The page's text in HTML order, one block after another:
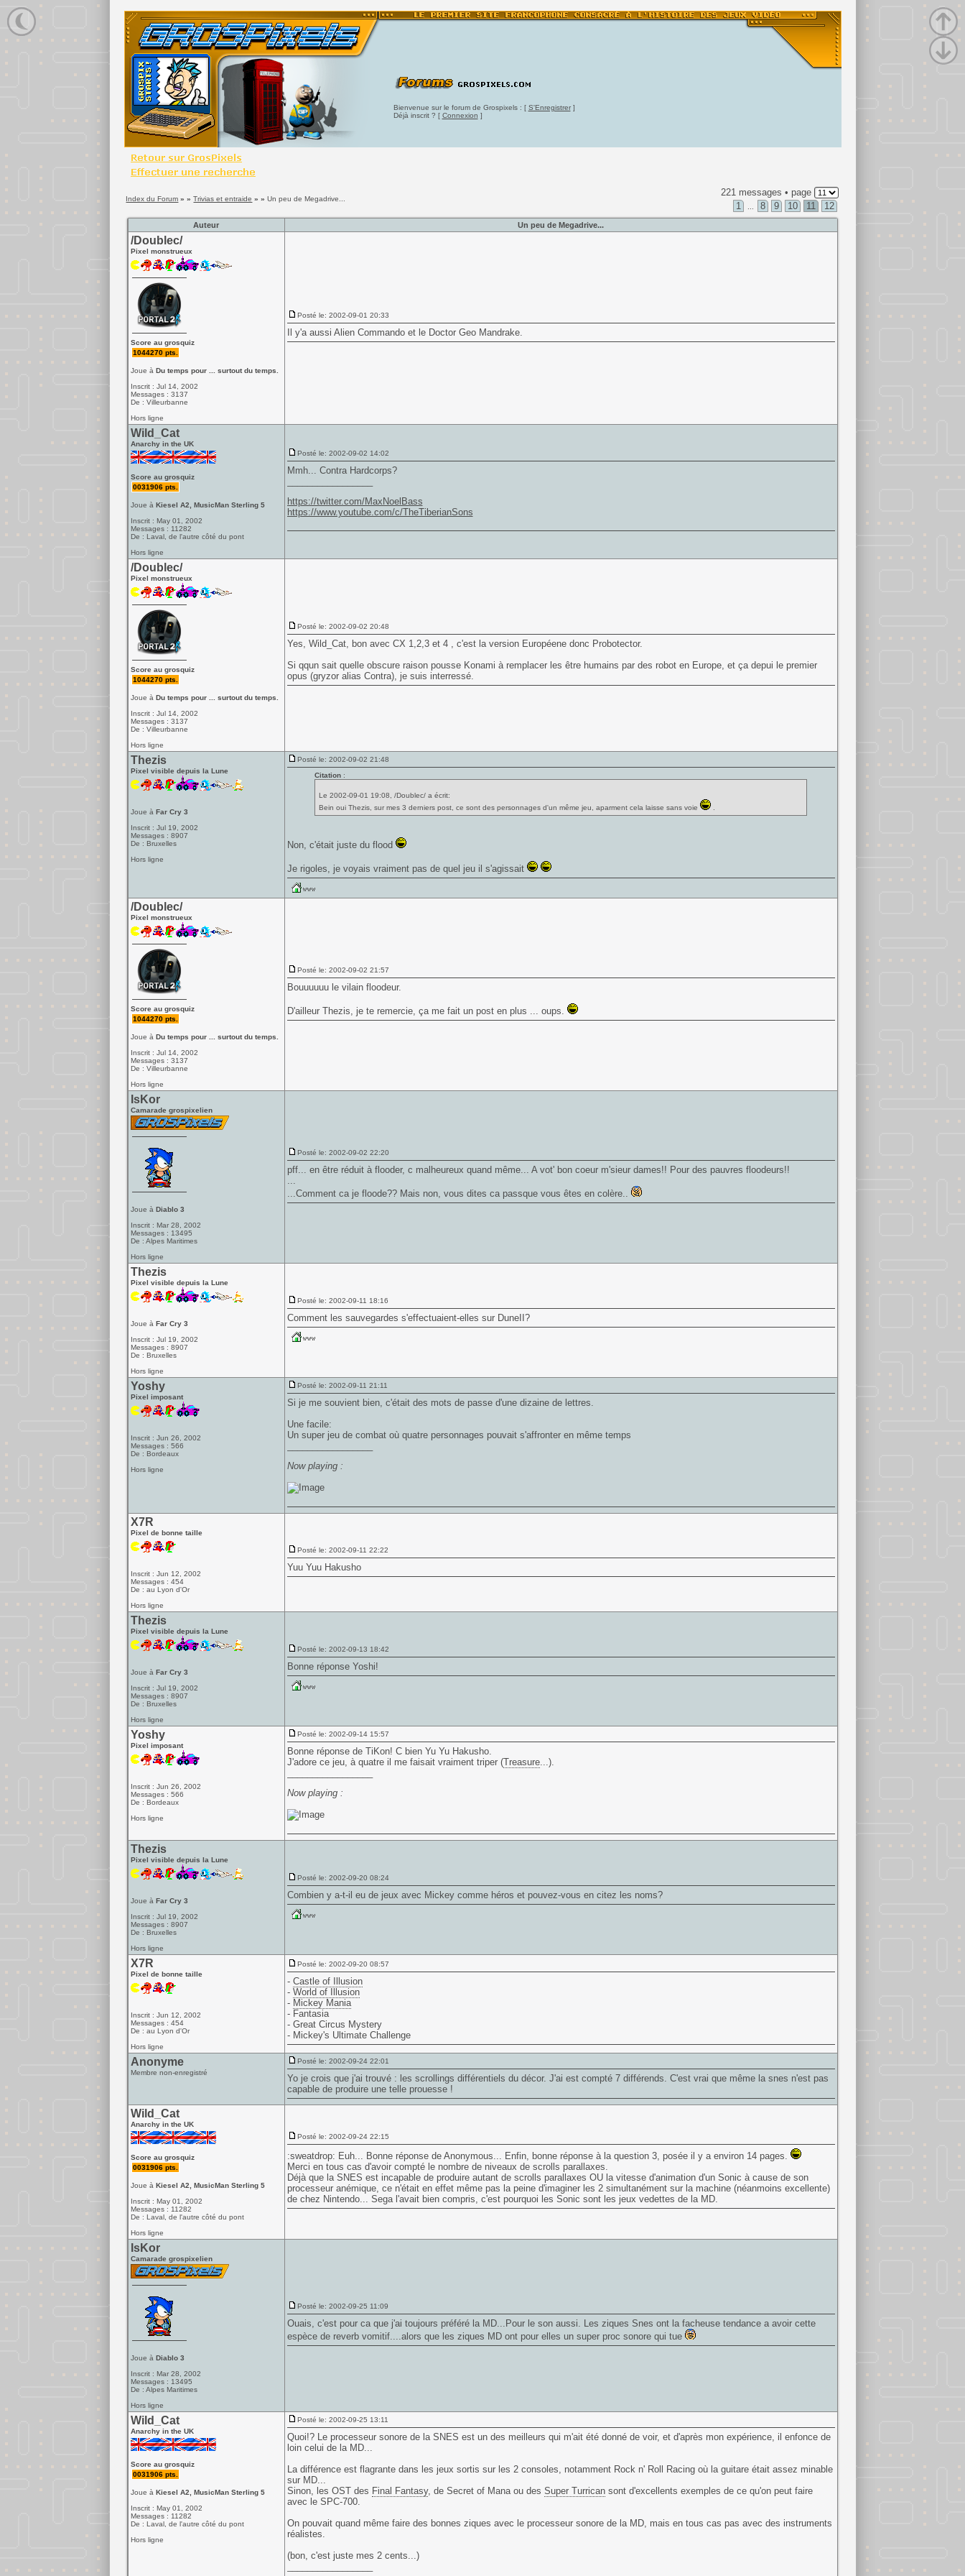
Bienvenue sur le forum de Grospixels : [ S'Enregistrer]
Déjà inscrit ? [ Connexion ]
Index du Forum » »Trivias et entraide » »Un peu de Megadrive...
221 messages • page
1
8 9 10 11 12
Auteur Un peu de Megadrive...
/Doublec/
Pixel monstrueux
Score au grosquiz
1044270 pts.
Joue à Du temps pour ... surtout du temps.
Inscrit : Jul 14, 2002
Messages : 3137
De : Villeurbanne
Hors ligne
Posté le: 2002-09-01 20:33
Il y'a aussi Alien Commando et le Doctor Geo Mandrake.
Wild_Cat
Anarchy in the UK
Score au grosquiz
0031906 pts.
Joue à Kiesel A2, MusicMan Sterling 5
Inscrit : May 01, 2002
Messages : 11282
De : Laval, de l'autre côté du pont
Hors ligne
Posté le: 2002-09-02 14:02
Mmh... Contra Hardcorps?
https://twitter.com/MaxNoelBass
https://www.youtube.com/c/TheTiberianSons
/Doublec/
Pixel monstrueux
Score au grosquiz
1044270 pts.
Joue à Du temps pour ... surtout du temps.
Inscrit : Jul 14, 2002
Messages : 3137
De : Villeurbanne
Hors ligne
Posté le: 2002-09-02 20:48
Yes, Wild_Cat, bon avec CX 1,2,3 et 4 , c'est la version Européene donc Probotector.
Si qqun sait quelle obscure raison pousse Konami à remplacer les être humains par des robot en Europe, et ça depui le premier
opus (gryzor alias Contra), je suis interressé.
Thezis
Pixel visible depuis la Lune
Joue à Far Cry 3
Inscrit : Jul 19, 2002
Messages : 8907
De : Bruxelles
Hors ligne
Posté le: 2002-09-02 21:48
Citation:
Le 2002-09-01 19:08, /Doublec/ a écrit:
Bein oui Thezis, sur mes 3 derniers post, ce sont des personnages d'un même jeu, aparment cela laisse sans voie
.
Non, c'était juste du flood
Je rigoles, je voyais vraiment pas de quel jeu il s'agissait
/Doublec/
Pixel monstrueux
Score au grosquiz
1044270 pts.
Joue à Du temps pour ... surtout du temps.
Inscrit : Jul 14, 2002
Messages : 3137
De : Villeurbanne
Hors ligne
Posté le: 2002-09-02 21:57
Bouuuuuu le vilain floodeur.
D'ailleur Thezis, je te remercie, ça me fait un post en plus ... oups.
IsKor
Camarade grospixelien
Joue à Diablo 3
Inscrit : Mar 28, 2002
Messages : 13495
De : Alpes Maritimes
Hors ligne
Posté le: 2002-09-02 22:20
pff... en être réduit à flooder, c malheureux quand même... A vot' bon coeur m'sieur dames!! Pour des pauvres floodeurs!!
...
...Comment ca je floode?? Mais non, vous dites ca passque vous êtes en colère..
Thezis
Pixel visible depuis la Lune
Joue à Far Cry 3
Inscrit : Jul 19, 2002
Messages : 8907
De : Bruxelles
Hors ligne
Posté le: 2002-09-11 18:16
Comment les sauvegardes s'effectuaient-elles sur DuneII?
Yoshy
Pixel imposant
Inscrit : Jun 26, 2002
Messages : 566
De : Bordeaux
Hors ligne
Posté le: 2002-09-11 21:11
Si je me souvient bien, c'était des mots de passe d'une dizaine de lettres.
Une facile:
Un super jeu de combat où quatre personnages pouvait s'affronter en même temps
Now playing :
X7R
Pixel de bonne taille
Inscrit : Jun 12, 2002
Messages : 454
De : au Lyon d'Or
Hors ligne
Posté le: 2002-09-11 22:22
Yuu Yuu Hakusho
Thezis
Pixel visible depuis la Lune
Joue à Far Cry 3
Inscrit : Jul 19, 2002
Messages : 8907
De : Bruxelles
Hors ligne
Posté le: 2002-09-13 18:42
Bonne réponse Yoshi!
Yoshy
Pixel imposant
Inscrit : Jun 26, 2002
Messages : 566
De : Bordeaux
Hors ligne
Posté le: 2002-09-14 15:57
Bonne réponse de TiKon! C bien Yu Yu Hakusho.
J'adore ce jeu, à quatre il me faisait vraiment triper (Treasure...).
Now playing :
Thezis
Pixel visible depuis la Lune
Joue à Far Cry 3
Inscrit : Jul 19, 2002
Messages : 8907
De : Bruxelles
Hors ligne
Posté le: 2002-09-20 08:24
Combien y a-t-il eu de jeux avec Mickey comme héros et pouvez-vous en citez les noms?
X7R
Pixel de bonne taille
Inscrit : Jun 12, 2002
Messages : 454
De : au Lyon d'Or
Hors ligne
Posté le: 2002-09-20 08:57
- Castle of Illusion
- World of Illusion
- Mickey Mania
- Fantasia
- Great Circus Mystery
- Mickey's Ultimate Challenge
Anonyme
Membre non-enregistré
Posté le: 2002-09-24 22:01
Yo je crois que j'ai trouvé : les scrollings différentiels du décor. J'ai est compté 7 différends. C'est vrai que même la snes n'est pas
capable de produire une telle prouesse !
Wild_Cat
Anarchy in the UK
Score au grosquiz
0031906 pts.
Joue à Kiesel A2, MusicMan Sterling 5
Inscrit : May 01, 2002
Messages : 11282
De : Laval, de l'autre côté du pont
Hors ligne
Posté le: 2002-09-24 22:15
:sweatdrop: Euh... Bonne réponse de Anonymous... Enfin, bonne réponse à la question 3, posée il y a environ 14 pages.
Merci en tous cas d'avoir compté le nombre de niveaux de scrolls parallaxes.
Déjà que la SNES est incapable de produire autant de scrolls parallaxes OU la vitesse d'animation d'un Sonic à cause de son
processeur anémique, ce n'était en effet même pas la peine d'imaginer les 2 simultanément sur la machine (néanmoins excellente)
de chez Nintendo... Sega l'avait bien compris, c'est pourquoi les Sonic sont les jeux vedettes de la MD.
IsKor
Camarade grospixelien
Joue à Diablo 3
Inscrit : Mar 28, 2002
Messages : 13495
De : Alpes Maritimes
Hors ligne
Posté le: 2002-09-25 11:09
Ouais, c'est pour ca que j'ai toujours préféré la MD...Pour le son aussi. Les ziques Snes ont la facheuse tendance a avoir cette
espèce de reverb vomitif....alors que les ziques MD ont pour elles un super proc sonore qui tue
Wild_Cat
Anarchy in the UK
Score au grosquiz
0031906 pts.
Joue à Kiesel A2, MusicMan Sterling 5
Inscrit : May 01, 2002
Messages : 11282
De : Laval, de l'autre côté du pont
Hors ligne
Posté le: 2002-09-25 13:11
Quoi!? Le processeur sonore de la SNES est un des meilleurs qui m'ait été donné de voir, et d'après mon expérience, il enfonce de
loin celui de la MD...
La différence est flagrante dans les jeux sortis sur les 2 consoles, notamment Rock n' Roll Racing où la guitare était assez minable
sur MD...
Sinon, les OST des Final Fantasy, de Secret of Mana ou des Super Turricansont d'excellents exemples de ce qu'on peut faire
avec le SPC-700.
On pouvait quand même faire des bonnes ziques avec le processeur sonore de la MD, mais en tous cas pas avec des instruments
réalistes.
(bon, c'est juste mes 2 cents...)